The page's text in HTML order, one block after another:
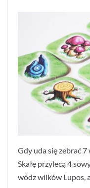
Gdy uda się zebrać
Skałę przylecą 4
wódz wilków Lupos,